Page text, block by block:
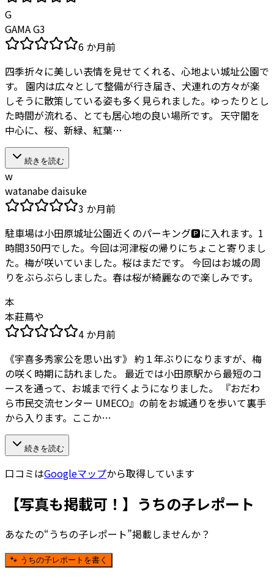
G
GAMA G3
6 か月前
四季折々に美しい表情を見せてくれる、心地よい城址公園で
す。 園内は広々として整備が行き届き、犬連れの方々が楽
しそうに散策している姿も多く見られました。ゆったりとし
た時間が流れる、とても居心地の良い場所です。 天守閣を
中心に、桜、新緑、紅葉…
続きを読む
w
watanabe daisuke
3 か月前
駐車場は小田原城址公園近くのパーキング🅿️に入れます。1
時間350円でした。今回は河津桜の帰りにちょこと寄りまし
た。梅が咲いていました。桜はまだです。 今回はお城の周
りをぶらぶらしました。春は桜が綺麗なので楽しみです。
本
本莊蔦や
4 か月前
《宇喜多秀家公を思い出す》 約１年ぶりになりますが、梅
の咲く時期に訪れました。 最近では小田原駅から最短のコ
ースを通って、お城まで行くようになりました。 『おだわ
ら市民交流センター UMECO』の前をお城通りを歩いて裏手
から入ります。ここか…
続きを読む
口コミはGoogleマップから取得しています
【写真も掲載可！】うちの子レポート
あなたの“うちの子レポート”掲載しませんか？
🐾 うちの子レポートを書く